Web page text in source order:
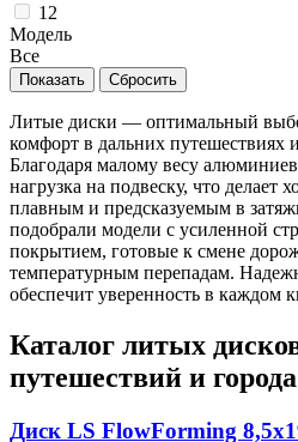
12
Модель
Все
Литые диски — оптимальный
комфорт в дальних путешествиях
Благодаря малому весу
нагрузка на подвеску, что делает
плавным и предсказуемым в
подобрали модели с усиленной
покрытием, готовые к смене
температурным перепадам.
обеспечит уверенность в каждом
Каталог литых
путешествий и города
Диск LS FlowForming